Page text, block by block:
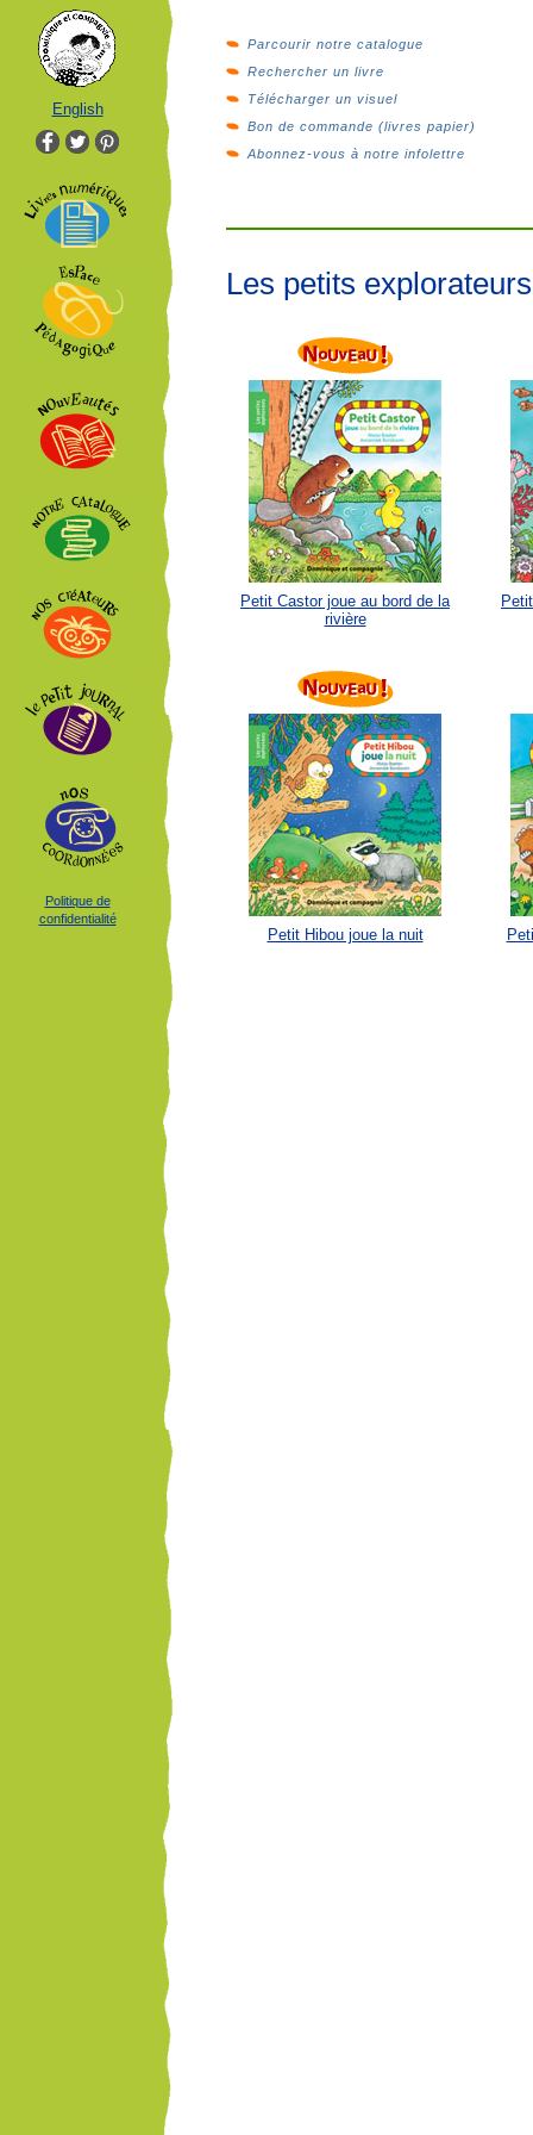
English
Politique de
confidentialité
Parcourir notre catalogue
Rechercher un livre
Télécharger un visuel
Bon de commande (livres papier)
Abonnez-vous à notre infolettre
Les petits explorateurs
Petit Castor joue au bord de la
rivière
Petit Hibou joue la nuit